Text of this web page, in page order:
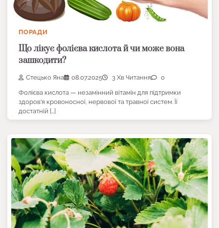
ПОРАДИ
Що лікує фолієва кислота й чи може вона
зашкодити?
Стецько Яна 08.07.2025 3 Хв Читання 0
Фолієва кислота — незамінний вітамін для підтримки
здоров’я кровоносної, нервової та травної систем. Її
достатній […]